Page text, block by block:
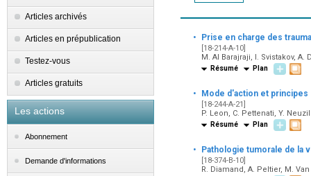
Articles archivés
Articles en prépublication
Testez-vous
Articles gratuits
Les actions
Abonnement
Demande d'informations
· Prise en charge des
[18-214-A-10]
M. Al Barajraji, I. Svistakov, A.
Résumé Plan
· Mode d'action et
[18-244-A-21]
P. Leon, C. Pettenati, Y.
Résumé Plan
· Pathologie tumorale de la
[18-374-B-10]
R. Diamand, A. Peltier, M.